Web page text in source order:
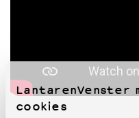
LantarenVenster
cookies